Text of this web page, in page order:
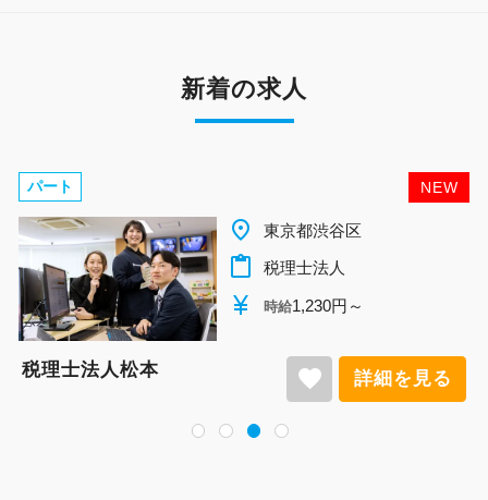
新着の求人
NEW
パート
place 千葉県柏市
content_paste 税理士法人
currency_yen 時給1,140円～
税理士法人松本 favorite 詳細を見る